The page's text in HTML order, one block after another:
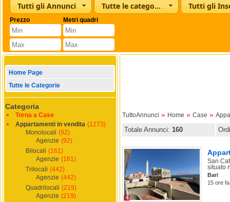
Tutti gli Annunci Tutte le categorie Tutti gli
Prezzo Metri quadri
Home Page
Tutte le Categorie
Categoria
Torna a Case
Appartamenti in vendita (1273)
Monolocali (92)
Agenzie (92)
Bilocali (161)
Agenzie (161)
Trilocali (442)
Agenzie (442)
Quadrilocali (219)
Agenzie (219)
TuttoAnnunci » Home » Case »
Totale Annunci: 160
4
San
situato
Bari
15 ore